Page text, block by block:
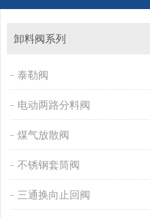
卸料阀系列
泰勒阀
电动两路分料阀
煤气放散阀
不锈钢套筒阀
三通换向止回阀